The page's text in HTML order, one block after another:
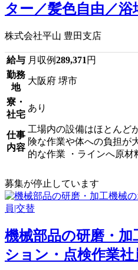
ター／髪色自由／浴
株式会社平山 豊田支店
給与 月収例289,371 円
勤務
地
大阪府 堺市
寮・
社宅
あり
仕事
内容
工場内の設備はほとんど
険な作業や体への負担が
的な作業 ・ラインへ原材
募集が停止しています
機械部品の研磨・
ション・点検作業社